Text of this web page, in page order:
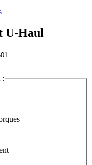
U-Haul
: